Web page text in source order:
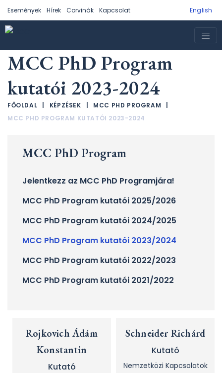
Események Hírek Corvinák Kapcsolat English
MCC PhD Program
kutatói 2023-2024
FŐOLDAL KÉPZÉSEK MCC PHD PROGRAM
MCC PHD PROGRAM KUTATÓI 2023-2024
MCC PhD Program
Jelentkezz az MCC PhD Programjára!
MCC PhD Program kutatói 2025/2026
MCC PhD Program kutatói 2024/2025
MCC PhD Program kutatói 2023/2024
MCC PhD Program kutatói 2022/2023
MCC PhD Program kutatói 2021/2022
Rojkovich Ádám
Konstantin
Kutató
Schneider Richárd
Kutató
Nemzetközi Kapcsolatok